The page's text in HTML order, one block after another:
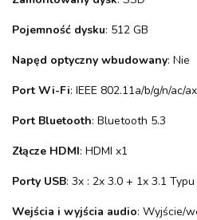
Pojemność dysku: 512 GB
Napęd optyczny wbudowany: Nie
Port Wi-Fi: IEEE 802.11a/b/g/n/ac/ax
Port Bluetooth: Bluetooth 5.3
Złącze HDMI: HDMI x1
Porty USB: 3x : 2x 3.0 + 1x 3.1 Typu
Wejścia i wyjścia audio: Wyjście/